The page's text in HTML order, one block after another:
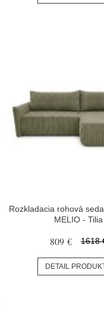
Rozkladacia rohová
MELIO - Tilia
809 € 1618
DETAIL